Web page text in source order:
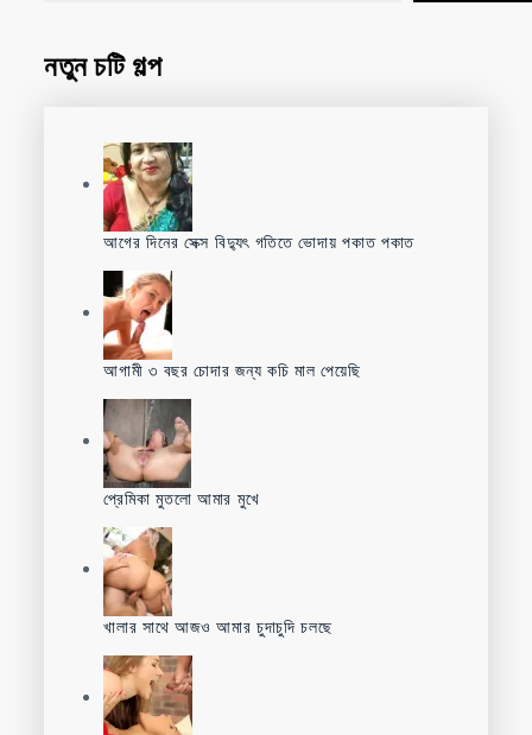
নতুন চটি গল্প
আগের দিনের সেক্স বিদ্যুৎ গতিতে ভোদায় পকাত পকাত
আগামী ৩ বছর চোদার জন্য কচি মাল পেয়েছি
প্রেমিকা মুতলো আমার মুখে
খালার সাথে আজও আমার চুদাচুদি চলছে